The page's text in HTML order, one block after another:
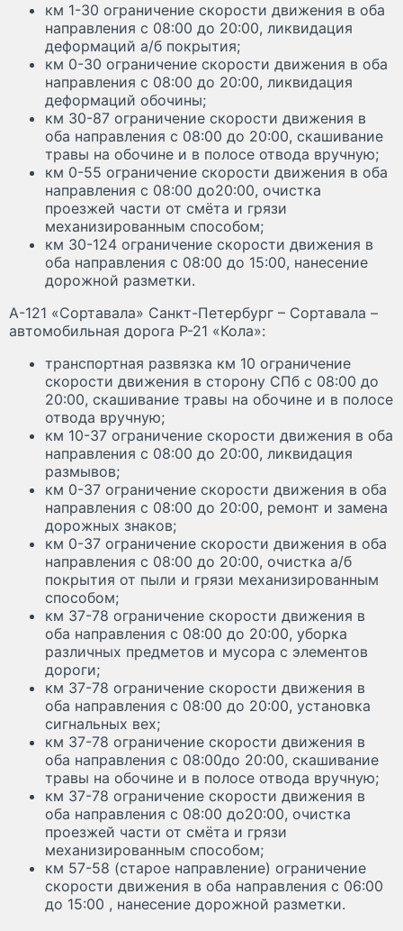
км 1-30 ограничение скорости движения в оба
направления с 08:00 до 20:00, ликвидация
деформаций а/б покрытия;
км 0-30 ограничение скорости движения в оба
направления с 08:00 до 20:00, ликвидация
деформаций обочины;
км 30-87 ограничение скорости движения в
оба направления с 08:00 до 20:00, скашивание
травы на обочине и в полосе отвода вручную;
км 0-55 ограничение скорости движения в оба
направления с 08:00 до20:00, очистка
проезжей части от смёта и грязи
механизированным способом;
км 30-124 ограничение скорости движения в
оба направления с 08:00 до 15:00, нанесение
дорожной разметки.
А-121 «Сортавала» Санкт-Петербург – Сортавала –
автомобильная дорога Р-21 «Кола»:
транспортная развязка км 10 ограничение
скорости движения в сторону СПб с 08:00 до
20:00, скашивание травы на обочине и в полосе
отвода вручную;
км 10-37 ограничение скорости движения в оба
направления с 08:00 до 20:00, ликвидация
размывов;
км 0-37 ограничение скорости движения в оба
направления с 08:00 до 20:00, ремонт и замена
дорожных знаков;
км 0-37 ограничение скорости движения в оба
направления с 08:00 до 20:00, очистка а/б
покрытия от пыли и грязи механизированным
способом;
км 37-78 ограничение скорости движения в
оба направления с 08:00 до 20:00, уборка
различных предметов и мусора с элементов
дороги;
км 37-78 ограничение скорости движения в
оба направления с 08:00 до 20:00, установка
сигнальных вех;
км 37-78 ограничение скорости движения в
оба направления с 08:00до 20:00, скашивание
травы на обочине и в полосе отвода вручную;
км 37-78 ограничение скорости движения в
оба направления с 08:00 до20:00, очистка
проезжей части от смёта и грязи
механизированным способом;
км 57-58 (старое направление) ограничение
скорости движения в оба направления с 06:00
до 15:00 , нанесение дорожной разметки.